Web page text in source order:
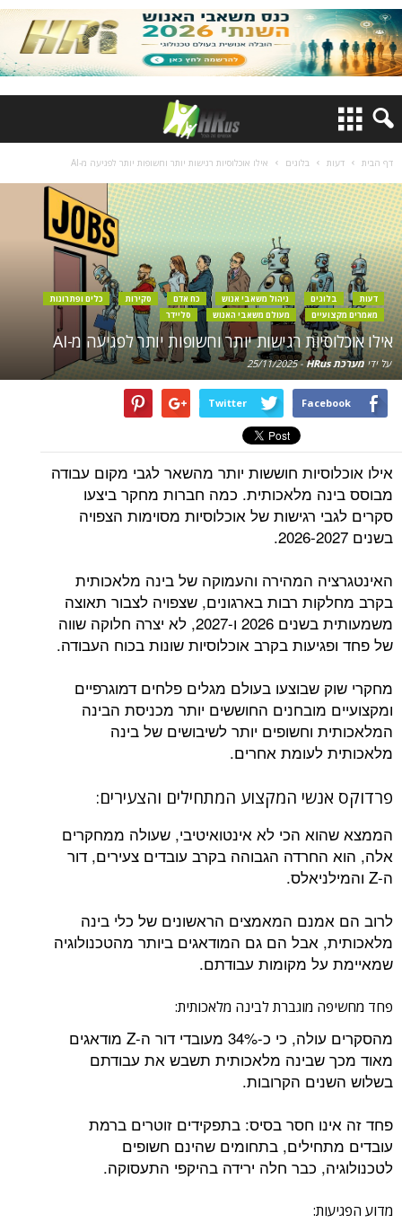
דף הבית דעות בלוגים אילו אוכלוסיות רגישות יותר וחשופות יותר לפגיעה מ-AI
דעות בלוגים ניהול משאבי אנוש כח אדם סקירות
כלים ופתרונות
מאמרים מקצועיים
מעולם משאבי האנוש סליידר
אילו אוכלוסיות רגישות יותר וחשופות יותר לפגיעה מ-AI
על ידי מערכת HRus -
25/11/2025
Facebook
Twitter
אילו אוכלוסיות חוששות יותר מהשאר לגבי מקום עבודה
מבוסס בינה מלאכותית. כמה חברות מחקר ביצעו
סקרים לגבי רגישות של אוכלוסיות מסוימות הצפויה
בשנים 2026-2027.
האינטגרציה המהירה והעמוקה של בינה מלאכותית
בקרב מחלקות רבות בארגונים, שצפויה לצבור תאוצה
משמעותית בשנים 2026 ו-2027, לא יצרה חלוקה שווה
של פחד ופגיעות בקרב אוכלוסיות שונות בכוח העבודה.
מחקרי שוק שבוצעו בעולם מגלים פלחים דמוגרפיים
ומקצועיים מובחנים החוששים יותר מכניסת הבינה
המלאכותית וחשופים יותר לשיבושים של בינה
מלאכותית לעומת אחרים.
פרדוקס אנשי המקצוע המתחילים והצעירים:
הממצא שהוא הכי לא אינטואיטיבי, שעולה ממחקרים
אלה, הוא החרדה הגבוהה בקרב עובדים צעירים, דור
ה-Z והמילניאלס.
לרוב הם אמנם המאמצים הראשונים של כלי בינה
מלאכותית, אבל הם גם המודאגים ביותר מהטכנולוגיה
שמאיימת על מקומות עבודתם.
פחד מחשיפה מוגברת לבינה מלאכותית:
מהסקרים עולה, כי כ-34% מעובדי דור ה-Z מודאגים
מאוד מכך שבינה מלאכותית תשבש את עבודתם
בשלוש השנים הקרובות.
פחד זה אינו חסר בסיס: בתפקידים זוטרים ברמת
עובדים מתחילים, בתחומים שהינם חשופים
לטכנולוגיה, כבר חלה ירידה בהיקפי התעסוקה.
מדוע הפגיעות: